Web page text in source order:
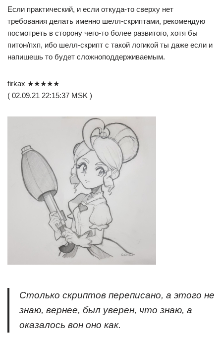
Если практический, и если откуда-то сверху нет
требования делать именно шелл-скриптами, рекомендую
посмотреть в сторону чего-то более развитого, хотя бы
питон/пхп, ибо шелл-скрипт с такой логикой ты даже если и
напишешь то будет сложноподдерживаемым.
firkax ★★★★★
( 02.09.21 22:15:37 MSK )
Столько скриптов переписано, а этого не
знаю, вернее, был уверен, что знаю, а
оказалось вон оно как.